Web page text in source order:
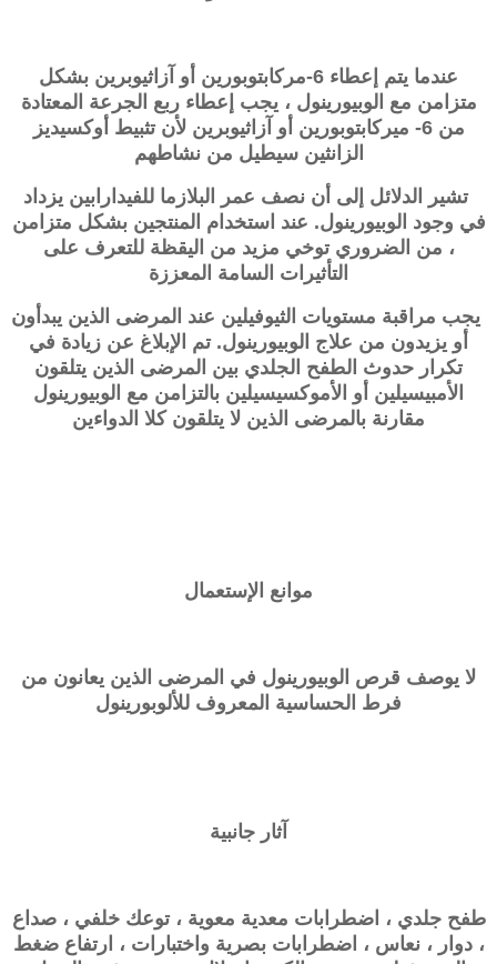
عندما يتم إعطاء 6-مركابتوبورين أو آزاثيوبرين بشكل
متزامن مع الوبيورينول ، يجب إعطاء ربع الجرعة المعتادة
من 6- ميركابتوبورين أو آزاثيوبرين لأن تثبيط أوكسيديز
الزانثين سيطيل من نشاطهم
تشير الدلائل إلى أن نصف عمر البلازما للفيدارابين يزداد
في وجود الوبيورينول. عند استخدام المنتجين بشكل متزامن
، من الضروري توخي مزيد من اليقظة للتعرف على
التأثيرات السامة المعززة
يجب مراقبة مستويات الثيوفيلين عند المرضى الذين يبدأون
أو يزيدون من علاج الوبيورينول. تم الإبلاغ عن زيادة في
تكرار حدوث الطفح الجلدي بين المرضى الذين يتلقون
الأمبيسيلين أو الأموكسيسيلين بالتزامن مع الوبيورينول
مقارنة بالمرضى الذين لا يتلقون كلا الدواءين
موانع الإستعمال
لا يوصف قرص الوبيورينول في المرضى الذين يعانون من
فرط الحساسية المعروف للألوبورينول
آثار جانبية
طفح جلدي ، اضطرابات معدية معوية ، توعك خلفي ، صداع
، دوار ، نعاس ، اضطرابات بصرية واختبارات ، ارتفاع ضغط